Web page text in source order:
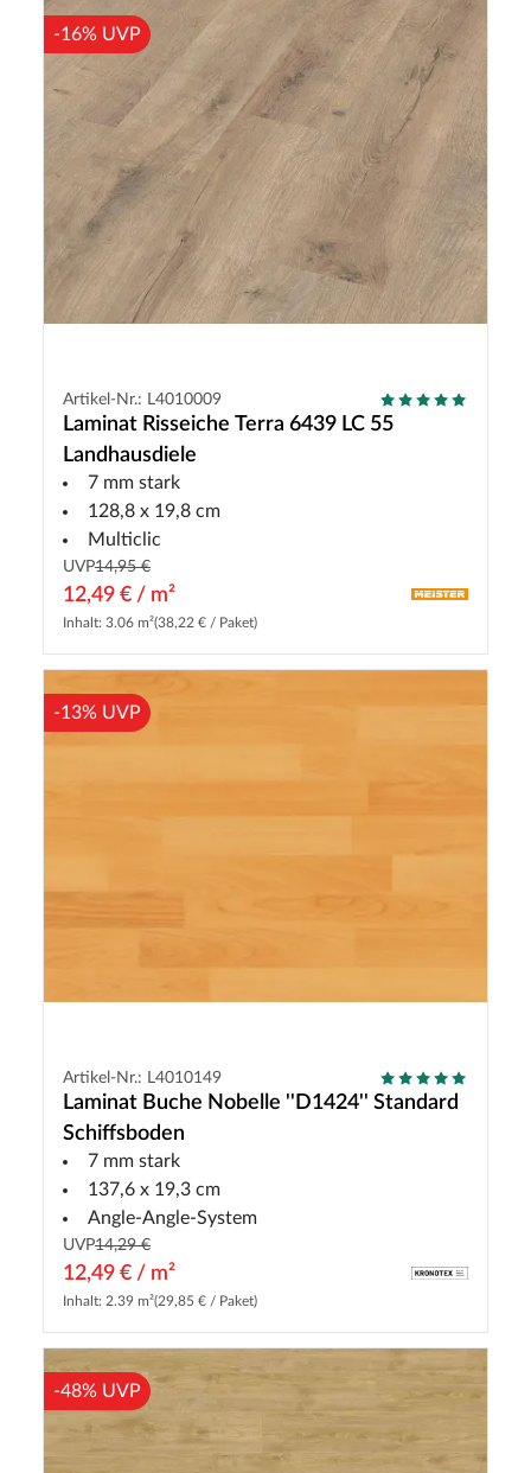
-16% UVP
Artikel-Nr.: L4010009
Laminat Risseiche Terra 6439 LC 55
Landhausdiele
7 mm stark
128,8 x 19,8 cm
Multiclic
UVP14,95 €
12,49 € / m²
Inhalt: 3.06 m²(38,22 € / Paket)
-13% UVP
Artikel-Nr.: L4010149
Laminat Buche Nobelle ''D1424'' Standard
Schiffsboden
7 mm stark
137,6 x 19,3 cm
Angle-Angle-System
UVP14,29 €
12,49 € / m²
Inhalt: 2.39 m²(29,85 € / Paket)
-48% UVP